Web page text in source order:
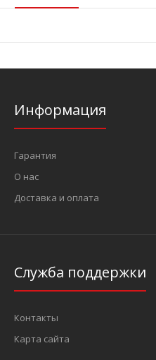
Информация
Гарантия
О нас
Доставка и оплата
Служба поддержки
Контакты
Карта сайта